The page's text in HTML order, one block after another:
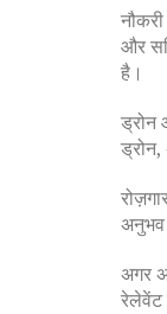
और
है।
ड्रोन
अनुभव
अगर
रेलेवेंट